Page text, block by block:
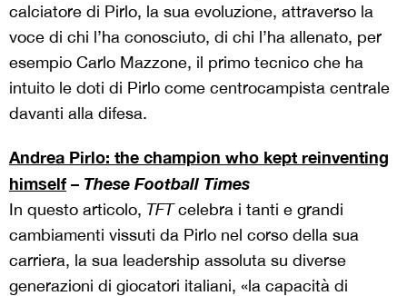
calciatore di Pirlo, la sua evoluzione, attraverso la
voce di chi l’ha conosciuto, di chi l’ha allenato, per
esempio Carlo Mazzone, il primo tecnico che ha
intuito le doti di Pirlo come centrocampista centrale
davanti alla difesa.
Andrea Pirlo: the champion who kept reinventing
himself – These Football Times
In questo articolo, TFTcelebra i tanti e grandi
cambiamenti vissuti da Pirlo nel corso della sua
carriera, la sua leadership assoluta su diverse
generazioni di giocatori italiani, «la capacità di